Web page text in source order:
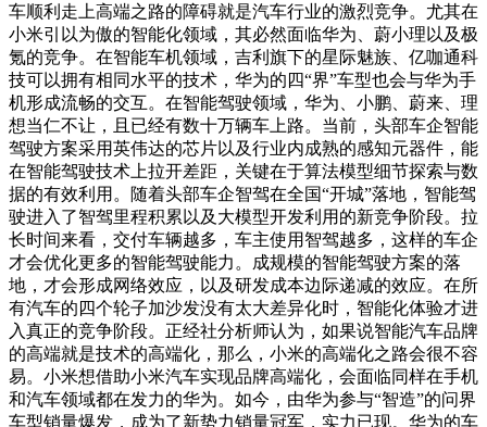
车顺利走上高端之路的障碍就是汽车行业的激烈竞争。尤其在
小米引以为傲的智能化领域，其必然面临华为、蔚小理以及极
氪的竞争。在智能车机领域，吉利旗下的星际魅族、亿咖通科
技可以拥有相同水平的技术，华为的四“界”车型也会与华为手
机形成流畅的交互。在智能驾驶领域，华为、小鹏、蔚来、理
想当仁不让，且已经有数十万辆车上路。当前，头部车企智能
驾驶方案采用英伟达的芯片以及行业内成熟的感知元器件，能
在智能驾驶技术上拉开差距，关键在于算法模型细节探索与数
据的有效利用。随着头部车企智驾在全国“开城”落地，智能驾
驶进入了智驾里程积累以及大模型开发利用的新竞争阶段。拉
长时间来看，交付车辆越多，车主使用智驾越多，这样的车企
才会优化更多的智能驾驶能力。成规模的智能驾驶方案的落
地，才会形成网络效应，以及研发成本边际递减的效应。在所
有汽车的四个轮子加沙发没有太大差异化时，智能化体验才进
入真正的竞争阶段。正经社分析师认为，如果说智能汽车品牌
的高端就是技术的高端化，那么，小米的高端化之路会很不容
易。小米想借助小米汽车实现品牌高端化，会面临同样在手机
和汽车领域都在发力的华为。如今，由华为参与“智造”的问界
车型销量爆发，成为了新势力销量冠军，实力已现。华为的车